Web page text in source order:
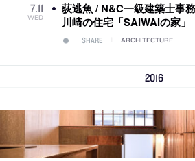
7.11
WED
荻逃魚 / N&C一級建築士事
川崎の住宅「SAIWAIの家」
SHARE ARCHITECTURE
2016